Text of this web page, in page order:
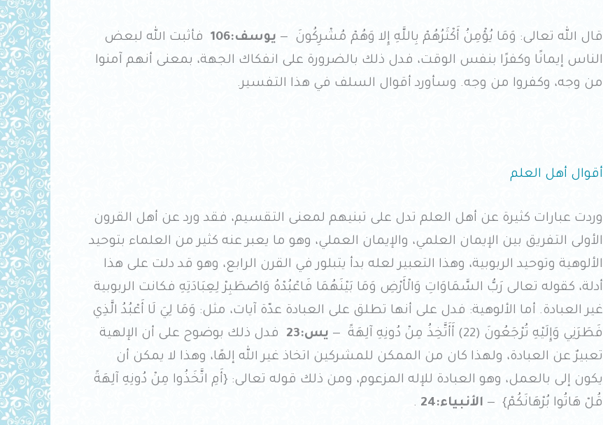
قال الله تعالى: وَمَا يُؤْمِنُ أَكْثَرُهُمْ بِاللَّهِ إِلا وَهُمْ مُشْرِكُونَ — يوسف:106
فأثبت الله لبعض
الناس إيمانًا وكفرًا بنفس الوقت، فدل ذلك بالضرورة على انفكاك الجهة، بمعنى أنهم آمنوا
من وجه، وكفروا من وجه. وسأورد أقوال السلف في هذا التفسير.
أقوال أهل العلم
وردت عبارات كثيرة عن أهل العلم تدل على تبنيهم لمعنى التقسيم، فقد ورد عن أهل القرون
الأولى التفريق بين الإيمان العلمي، والإيمان العملي، وهو ما يعبر عنه كثير من العلماء بتوحيد
الألوهية وتوحيد الربوبية، وهذا التعبير لعله بدأ يتبلور في القرن الرابع، وهو قد دلت على هذا
أدلة، كقوله تعالى رَبُّ السَّمَاوَاتِ وَالْأَرْضِ وَمَا بَيْنَهُمَا فَاعْبُدْهُ وَاصْطَبِرْ لِعِبَادَتِهِ فكانت الربوبية
غير العبادة. أما الألوهية: فدل على أنها تطلق على العبادة عدّة آيات، مثل: وَمَا لِيَ لَا أَعْبُدُ الَّذِي
فَطَرَنِي وَإِلَيْهِ تُرْجَعُونَ (22) أَأَتَّخِذُ مِنْ دُونِهِ آلِهَةً —
يس:23
فدل ذلك بوضوح على أن الإلهية
تعبيرٌ عن العبادة، ولهذا كان من الممكن للمشركين اتخاذ غير الله إلهًا، وهذا لا يمكن أن
يكون إلى بالعمل، وهو العبادة للإله المزعوم، ومن ذلك قوله تعالى: {أَمِ اتَّخَذُوا مِنْ دُونِهِ آلِهَةً
قُلْ هَاتُوا بُرْهَانَكُمْ} — الأنبياء:24 .